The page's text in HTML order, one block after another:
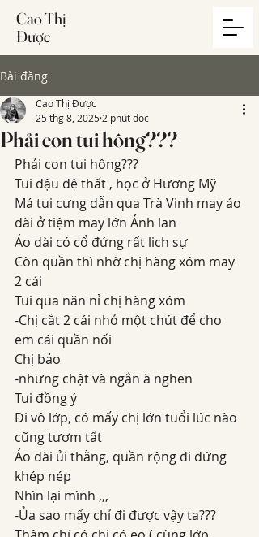
Cao Thị
Được
Bài đăng
Phải con tui hông???
Cao Thị Được
25 thg 8, 2025 2 phút đọc
Phải con tui hông???
Tui đậu đệ thất , học ở Hương Mỹ
Má tui cưng dẫn qua Trà Vinh may áo
dài ở tiệm may lớn Ánh lan
Áo dài có cổ đứng rất lich sự
Còn quần thì nhờ chị hàng xóm may
2 cái
Tui qua năn nỉ chị hàng xóm
-Chị cắt 2 cái nhỏ một chút để cho
em cái quần nối
Chị bảo
-nhưng chật và ngắn à nghen
Tui đồng ý
Đi vô lớp, có mấy chị lớn tuổi lúc nào
cũng tươm tất
Áo dài ủi thằng, quần rộng đi đứng
khép nép
Nhìn lại mình ,,,
-Ủa sao mấy chỉ đi được vậy ta???